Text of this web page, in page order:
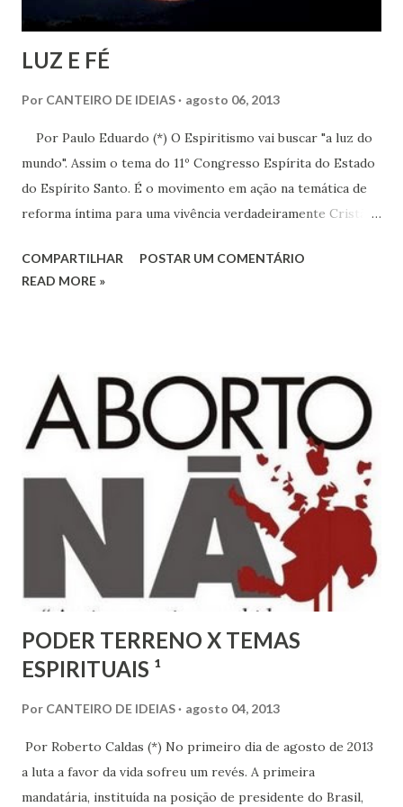
LUZ E FÉ
Por CANTEIRO DE IDEIAS agosto 06, 2013
Por Paulo Eduardo (*) O Espiritismo vai buscar "a luz do
mundo". Assim o tema do 11º Congresso Espírita do Estado
do Espírito Santo. É o movimento em ação na temática de
reforma íntima para uma vivência verdadeiramente Cristã.
1º de setembro próximo vindouro. Oportunidade de ver
para crer. Luz e fé na sedimentação de uma ideia
COMPARTILHAR
POSTAR UM COMENTÁRIO
READ MORE »
PODER TERRENO X TEMAS
ESPIRITUAIS ¹
Por CANTEIRO DE IDEIAS agosto 04, 2013
Por Roberto Caldas (*) No primeiro dia de agosto de 2013
a luta a favor da vida sofreu um revés. A primeira
mandatária, instituída na posição de presidente do Brasil,